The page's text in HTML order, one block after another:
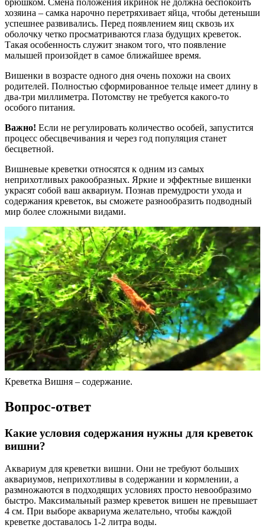
брюшком. Смена положения икринок не должна беспокоить
хозяина – самка нарочно перетряхивает яйца, чтобы детеныши
успешнее развивались. Перед появлением яиц сквозь их
оболочку четко просматриваются глаза будущих креветок.
Такая особенность служит знаком того, что появление
малышей произойдет в самое ближайшее время.
Вишенки в возрасте одного дня очень похожи на своих
родителей. Полностью сформированное тельце имеет длину в
два-три миллиметра. Потомству не требуется какого-то
особого питания.
Важно! Если не регулировать количество особей, запустится
процесс обесцвечивания и через год популяция станет
бесцветной.
Вишневые креветки относятся к одним из самых
неприхотливых ракообразных. Яркие и эффектные вишенки
украсят собой ваш аквариум. Познав премудрости ухода и
содержания креветок, вы сможете разнообразить подводный
мир более сложными видами.
Креветка Вишня – содержание.
Вопрос-ответ
Какие условия содержания нужны для креветок
вишни?
Аквариум для креветки вишни. Они не требуют больших
аквариумов, неприхотливы в содержании и кормлении, а
размножаются в подходящих условиях просто невообразимо
быстро. Максимальный размер креветок вишен не превышает
4 см. При выборе аквариума желательно, чтобы каждой
креветке доставалось 1-2 литра воды.